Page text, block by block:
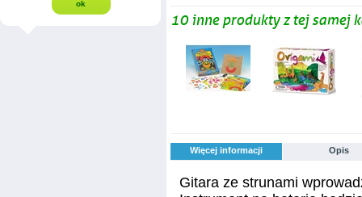
10 inne produkty z tej samej
Więcej informacji Opis
Gitara ze strunami